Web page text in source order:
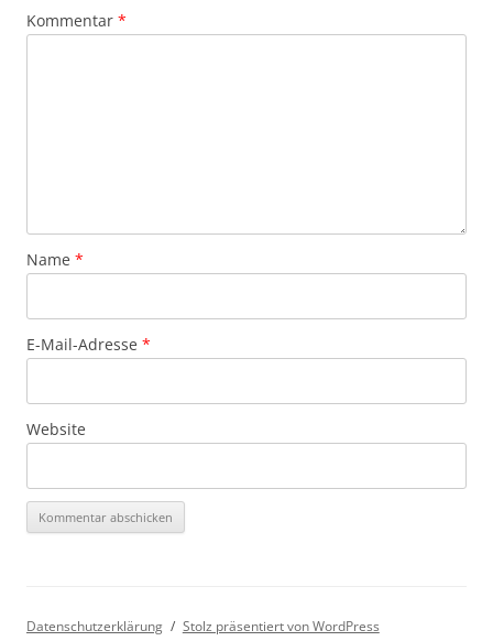
Kommentar *
Name *
E-Mail-Adresse *
Website
Datenschutzerklärung Stolz präsentiert von WordPress